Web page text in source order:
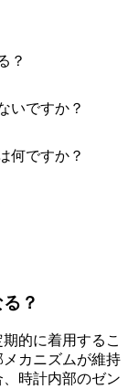
？
いですか？
何ですか？
？
的に着用するこ
カニズムが維持
時計内部のゼン